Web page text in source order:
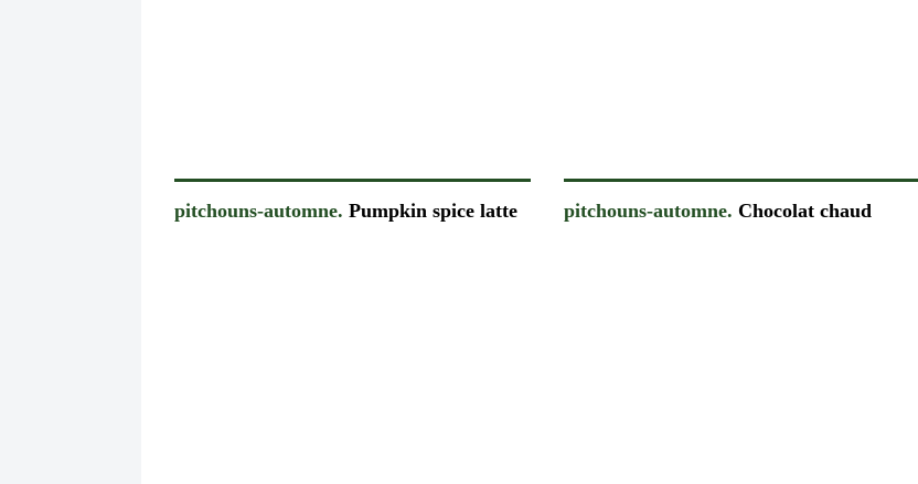
pitchouns-automne. Pumpkin spice latte pitchouns-automne. Chocolat chaud